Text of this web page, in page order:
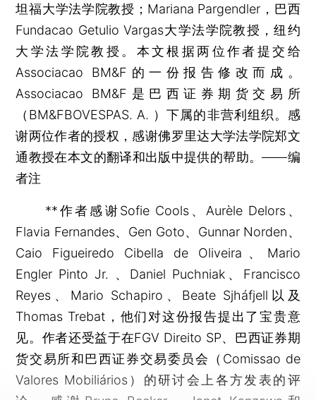
坦福大学法学院教授；Mariana Pargendler，巴西
Fundacao Getulio Vargas大学法学院教授，纽约
大学法学院教授。本文根据两位作者提交给
Associacao BM&F的一份报告修改而成。
Associacao BM&F是巴西证券期货交易所
（BM&FBOVESPAS. A. ）下属的非营利组织。感
谢两位作者的授权，感谢佛罗里达大学法学院郑文
通教授在本文的翻译和出版中提供的帮助。——编
者注
**作者感谢Sofie Cools、Aurèle Delors、
Flavia Fernandes、Gen Goto、Gunnar Norden、
Caio Figueiredo Cibella de Oliveira、Mario
Engler Pinto Jr. 、Daniel Puchniak、Francisco
Reyes、Mario Schapiro、Beate Sjháfjell以及
Thomas Trebat，他们对这份报告提出了宝贵意
见。作者还受益于在FGV Direito SP、巴西证券期
货交易所和巴西证券交易委员会（Comissao de
Valores Mobiliários）的研讨会上各方发表的评